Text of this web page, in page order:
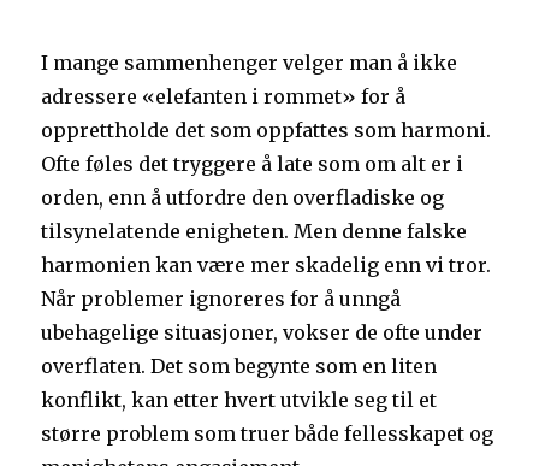
I mange sammenhenger velger man å ikke
adressere «elefanten i rommet» for å
opprettholde det som oppfattes som harmoni.
Ofte føles det tryggere å late som om alt er i
orden, enn å utfordre den overfladiske og
tilsynelatende enigheten. Men denne falske
harmonien kan være mer skadelig enn vi tror.
Når problemer ignoreres for å unngå
ubehagelige situasjoner, vokser de ofte under
overflaten. Det som begynte som en liten
konflikt, kan etter hvert utvikle seg til et
større problem som truer både fellesskapet og